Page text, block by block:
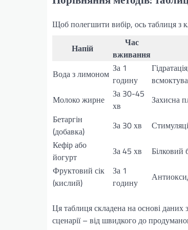
Щоб полегшити вибір, ось таблиця з
Напій
Час
вживання
Вода з лимоном За 1
годину
Молоко жирне
За 30-45
хв
Захисна
Бетаргін
(добавка)
За 30 хв
Кефір або
йогурт
За 45 хв Білковий
Фруктовий сік
(кислий)
За 1
годину
Ця таблиця складена на основі даних
сценарії – від швидкого до